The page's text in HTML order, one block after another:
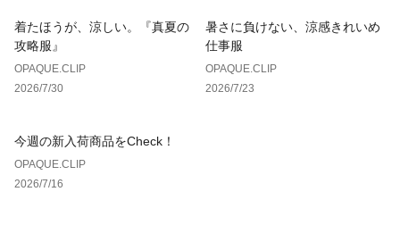
着たほうが、涼しい。『真夏の
攻略服』
OPAQUE.CLIP
2026/7/30
暑さに負けない、涼感きれいめ
仕事服
OPAQUE.CLIP
2026/7/23
今週の新入荷商品をCheck！
OPAQUE.CLIP
2026/7/16